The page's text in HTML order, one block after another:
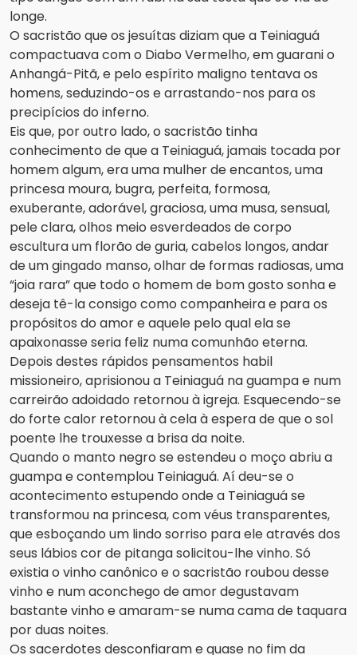
longe.
O sacristão que os jesuítas diziam que a Teiniaguá
compactuava com o Diabo Vermelho, em guarani o
Anhangá-Pitã, e pelo espírito maligno tentava os
homens, seduzindo-os e arrastando-nos para os
precipícios do inferno.
Eis que, por outro lado, o sacristão tinha
conhecimento de que a Teiniaguá, jamais tocada por
homem algum, era uma mulher de encantos, uma
princesa moura, bugra, perfeita, formosa,
exuberante, adorável, graciosa, uma musa, sensual,
pele clara, olhos meio esverdeados de corpo
escultura um florão de guria, cabelos longos, andar
de um gingado manso, olhar de formas radiosas, uma
“joia rara” que todo o homem de bom gosto sonha e
deseja tê-la consigo como companheira e para os
propósitos do amor e aquele pelo qual ela se
apaixonasse seria feliz numa comunhão eterna.
Depois destes rápidos pensamentos habil
missioneiro, aprisionou a Teiniaguá na guampa e num
carreirão adoidado retornou à igreja. Esquecendo-se
do forte calor retornou à cela à espera de que o sol
poente lhe trouxesse a brisa da noite.
Quando o manto negro se estendeu o moço abriu a
guampa e contemplou Teiniaguá. Aí deu-se o
acontecimento estupendo onde a Teiniaguá se
transformou na princesa, com véus transparentes,
que esboçando um lindo sorriso para ele através dos
seus lábios cor de pitanga solicitou-lhe vinho. Só
existia o vinho canônico e o sacristão roubou desse
vinho e num aconchego de amor degustavam
bastante vinho e amaram-se numa cama de taquara
por duas noites.
Os sacerdotes desconfiaram e quase no fim da